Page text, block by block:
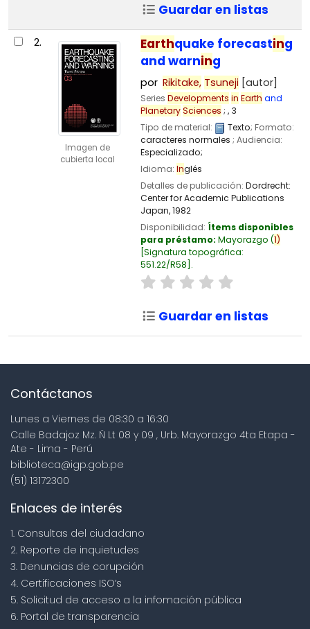
Guardar en listas
2.
Imagen de
cubierta local
Earthquake forecasting
and warning
por Rikitake, Tsuneji [autor]
Series Developments in Earth and
PlanetarySciences ; , 3
Tipo de material:
Texto; Formato:
caracteres normales ; Audiencia:
Especializado;
Idioma: Inglés
Detalles de publicación: Dordrecht:
Center for Academic Publications
Japan,1982
Disponibilidad: Ítems disponibles
para préstamo: Mayorazgo (1)
Signatura topográfica:
551.22/R58 .
Guardar en listas
Contáctanos
Lunes a Viernes de 08:30 a 16:30
Calle Badajoz Mz. Ñ Lt 08 y 09 , Urb. Mayorazgo 4ta Etapa -
Ate - Lima - Perú
biblioteca@igp.gob.pe
(51) 13172300
Enlaces de interés
1. Consultas del ciudadano
2. Reporte de inquietudes
3. Denuncias de corupción
4. Certificaciones ISO’s
5. Solicitud de acceso a la infomación pública
6. Portal de transparencia